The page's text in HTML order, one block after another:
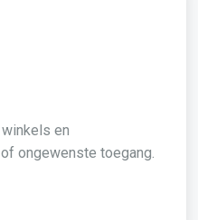
en
ongewenste toegang.